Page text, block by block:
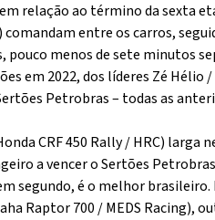
relação ao término da sexta
comandam entre os carros,
pouco menos de sete minutos
em 2022, dos líderes Zé
Petrobras – todas as
CRF 450 Rally / HRC)
a vencer o Sertões
segundo, é o melhor
Raptor 700 / MEDS Racing),